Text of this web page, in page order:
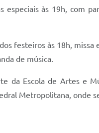
especiais às 19h, com
festeiros às 18h,
de música.
da Escola de Artes e
Metropolitana, onde